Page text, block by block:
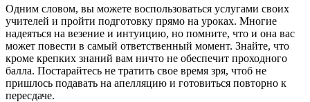
Одним словом, вы можете воспользоваться услугами своих
учителей и пройти подготовку прямо на уроках. Многие
надеяться на везение и интуицию, но помните, что и она вас
может повести в самый ответственный момент. Знайте, что
кроме крепких знаний вам ничто не обеспечит проходного
балла. Постарайтесь не тратить свое время зря, чтоб не
пришлось подавать на апелляцию и готовиться повторно к
пересдаче.